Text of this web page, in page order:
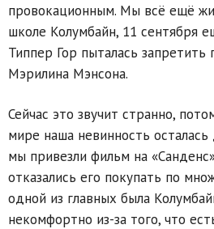
провокационным. Мы всё ещё
школе Колумбайн, 11 сентября
Типпер Гор пыталась
Мэрилина Мэнсона.
Сейчас это звучит странно,
мире наша невинность
мы привезли фильм на
отказались его покупать по
одной из главных была
некомфортно из-за того, что